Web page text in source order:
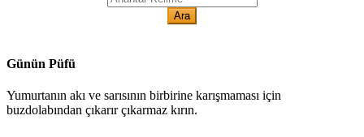
Günün Püfü
Yumurtanın akı ve sarısının birbirine karışmaması için
buzdolabından çıkarır çıkarmaz kırın.